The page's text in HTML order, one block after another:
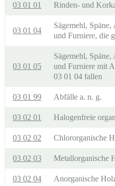
03 01 01 Rinden- und
03 01 04
Sägemehl,
und Furniere, die
03 01 05
Sägemehl,
und Furniere mit
03 01 04 fallen
03 01 99 Abfälle a. n. g.
03 02 01 Halogenfreie
03 02 02 Chlororganische
03 02 03 Metallorganische
03 02 04 Anorganische